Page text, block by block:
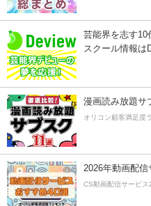
芸能界を志す10
スクール情報は
漫画読み放題サ
オリコン顧客満足度
2026年動画配信
CS動画配信サービス